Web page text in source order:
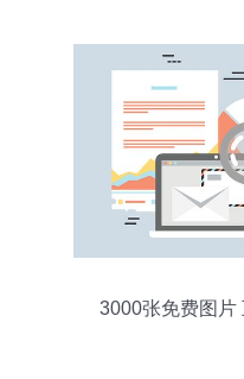
3000张免费图片